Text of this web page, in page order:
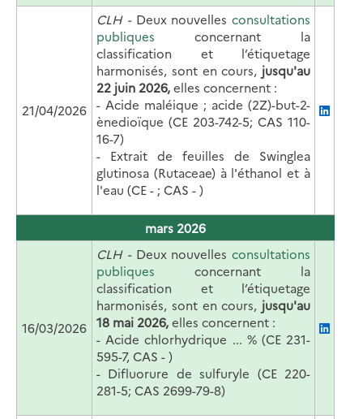
21/04/2026
CLH -Deux nouvelles consultations
publiques concernant la
classification et l’étiquetage
harmonisés, sont en cours, jusqu'au
22 juin 2026,elles concernent :
- Acide maléique ; acide (2Z)-but-2-
ènedioïque (CE 203-742-5; CAS 110-
16-7)
- Extrait de feuilles de Swinglea
glutinosa (Rutaceae) à l'éthanol et à
l'eau (CE - ; CAS - )
mars 2026
16/03/2026
CLH -Deux nouvelles consultations
publiques concernant la
classification et l’étiquetage
harmonisés, sont en cours, jusqu'au
18 mai 2026,elles concernent :
- Acide chlorhydrique ... % (CE 231-
595-7, CAS - )
- Difluorure de sulfuryle (CE 220-
281-5; CAS 2699-79-8)